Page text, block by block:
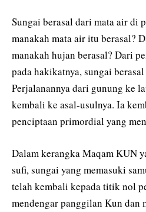
Sungai berasal dari mata air di
manakah mata air itu berasal?
manakah hujan berasal? Dari
pada hakikatnya, sungai
Perjalanannya dari gunung ke
kembali ke asal-usulnya. Ia
penciptaan primordial yang
Dalam kerangka Maqam KUN
sufi, sungai yang memasuki
telah kembali kepada titik nol
mendengar panggilan Kun dan